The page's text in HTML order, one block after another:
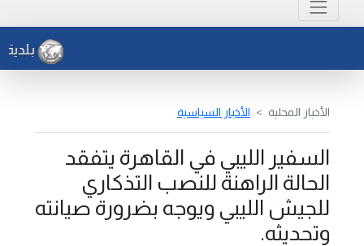
بلدية
الأخبار المحلية الأخبار السياسية
السفير الليبي في القاهرة يتفقد
الحالة الراهنة للنصب التذكاري
للجيش الليبي ويوجه بضرورة صيانته
وتحديثه.